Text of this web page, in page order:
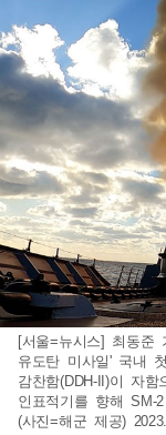
[서울=뉴시스] 최동
유도탄 미사일' 국내
감찬함(DDH-II)이 자
인표적기를 향해 SM-
(사진=해군 제공)